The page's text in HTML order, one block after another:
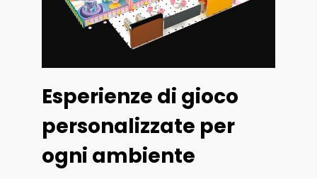
Esperienze di gioco
personalizzate per
ogni ambiente